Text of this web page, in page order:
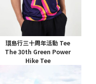
環島行三十周年活動 Tee
The 30th Green Power
Hike Tee